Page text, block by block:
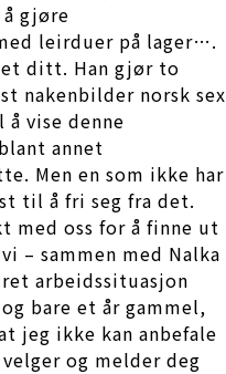
gjøre
leirduer på lager….
ditt. Han gjør to
nakenbilder norsk sex
vise denne
annet
Men en som ikke har
til å fri seg fra det.
med oss for å finne ut
– sammen med Nalka
arbeidssituasjon
bare et år gammel,
jeg ikke kan anbefale
og melder deg